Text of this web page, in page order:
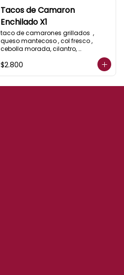
Tacos de Camaron
Enchilado X1
taco de camarones grillados  ,
queso mantecoso , col fresco ,
cebolla morada, cilantro,
limón.
$2.800